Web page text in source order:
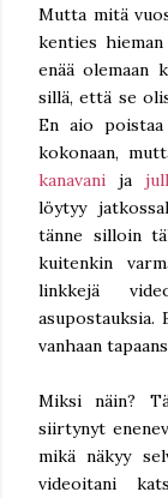
Mutta mitä
kenties
enää olemaan
sillä, että se
En aio
kokonaan,
kanavani ja
löytyy
tänne silloin
kuitenkin
linkkejä
asupostauksia.
vanhaan
Miksi näin?
siirtynyt
mikä näkyy
videoitani